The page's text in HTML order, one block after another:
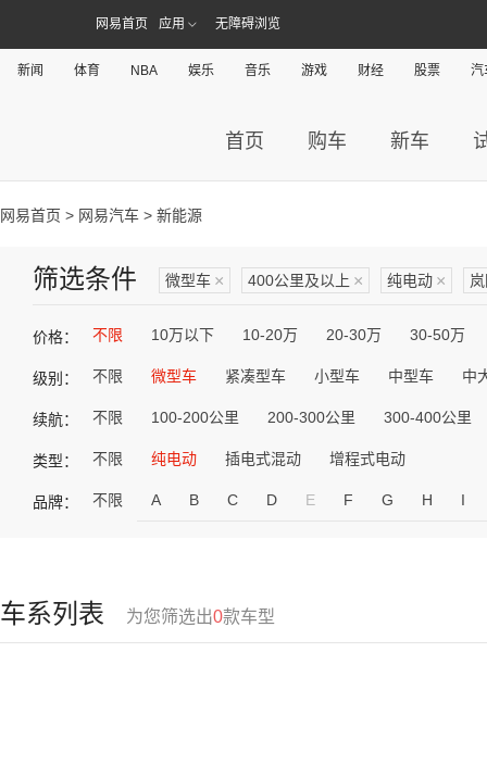
网易首页 应用 无障碍浏览
新闻 体育 NBA 娱乐 音乐 游戏 财经 股票 汽
首页 购车 新车
网易首页 > 网易汽车 > 新能源
筛选条件 微型车 × 400公里及以上 × 纯电动 ×
价格： 不限 10万以下 10-20万 20-30万 30-50万
级别： 不限 微型车 紧凑型车 小型车 中型车 中
续航： 不限 100-200公里 200-300公里 300-400公里
类型： 不限 纯电动 插电式混动 增程式电动
品牌： 不限 A B C D E F G H I
车系列表 为您筛选出0款车型